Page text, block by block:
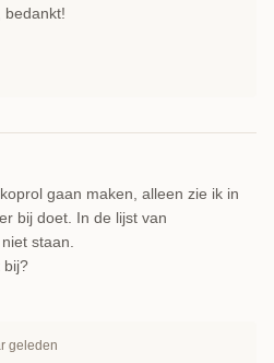
bedankt!
gaan maken, alleen zie ik in
bij doet. In de lijst van
staan.
bij?
geleden